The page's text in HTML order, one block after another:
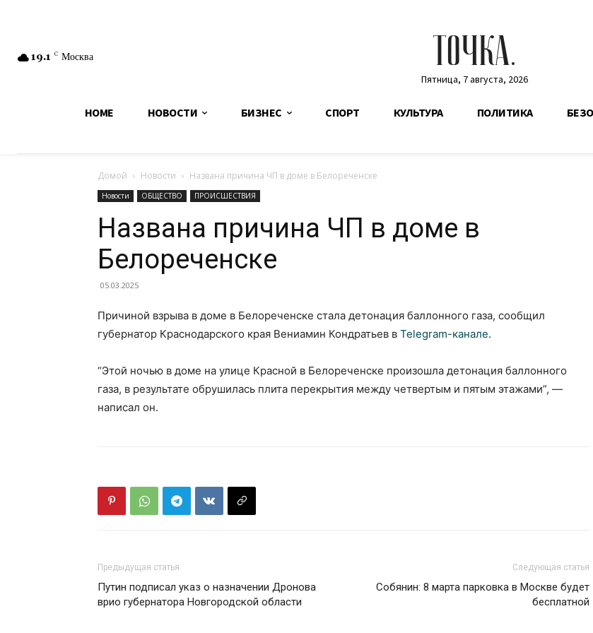
19.1 C Москва ТОЧКА.
Пятница, 7 августа, 2026
HOME НОВОСТИ БИЗНЕС СПОРТ КУЛЬТУРА ПОЛИТИКА
Домой Новости Названа причина ЧП в доме в Белореченске
Новости ОБЩЕСТВО ПРОИСШЕСТВИЯ
Названа причина ЧП в доме в
Белореченске
05.03.2025
Причиной взрыва в доме в Белореченске стала детонация баллонного газа, сообщил
губернатор Краснодарского края Вениамин Кондратьев в Telegram-канале.
“Этой ночью в доме на улице Красной в Белореченске произошла детонация баллонного
газа, в результате обрушилась плита перекрытия между четвертым и пятым этажами”, —
написал он.
Предыдущая статья
Путин подписал указ о назначении Дронова
врио губернатора Новгородской области
Следующая статья
Собянин: 8 марта парковка в Москве будет
бесплатной